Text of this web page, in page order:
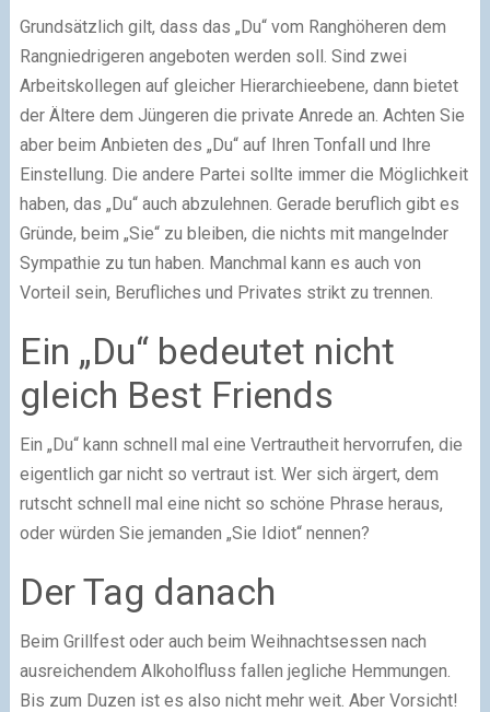
Grundsätzlich gilt, dass das „Du“ vom Ranghöheren dem
Rangniedrigeren angeboten werden soll. Sind zwei
Arbeitskollegen auf gleicher Hierarchieebene, dann bietet
der Ältere dem Jüngeren die private Anrede an. Achten Sie
aber beim Anbieten des „Du“ auf Ihren Tonfall und Ihre
Einstellung. Die andere Partei sollte immer die Möglichkeit
haben, das „Du“ auch abzulehnen. Gerade beruflich gibt es
Gründe, beim „Sie“ zu bleiben, die nichts mit mangelnder
Sympathie zu tun haben. Manchmal kann es auch von
Vorteil sein, Berufliches und Privates strikt zu trennen.
Ein „Du“ bedeutet nicht
gleich Best Friends
Ein „Du“ kann schnell mal eine Vertrautheit hervorrufen, die
eigentlich gar nicht so vertraut ist. Wer sich ärgert, dem
rutscht schnell mal eine nicht so schöne Phrase heraus,
oder würden Sie jemanden „Sie Idiot“ nennen?
Der Tag danach
Beim Grillfest oder auch beim Weihnachtsessen nach
ausreichendem Alkoholfluss fallen jegliche Hemmungen.
Bis zum Duzen ist es also nicht mehr weit. Aber Vorsicht!